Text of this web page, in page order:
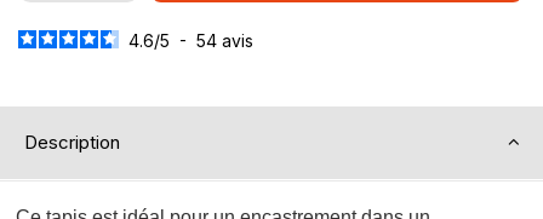
4.6/5 - 54 avis
Description